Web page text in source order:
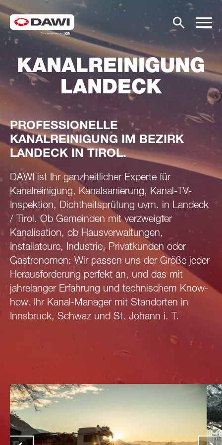
KANALREINIGUNG
LANDECK
PROFESSIONELLE
KANALREINIGUNG IM BEZIRK
LANDECK IN TIROL.
DAWI ist Ihr ganzheitlicher Experte für
Kanalreinigung, Kanalsanierung, Kanal-TV-
Inspektion, Dichtheitsprüfung uvm. in Landeck
/ Tirol. Ob Gemeinden mit verzweigter
Kanalisation, ob Hausverwaltungen,
Installateure, Industrie, Privatkunden oder
Gastronomen: Wir passen uns der Größe jeder
Herausforderung perfekt an, und das mit
jahrelanger Erfahrung und technischem Know-
how. Ihr Kanal-Manager mit Standorten in
Innsbruck, Schwaz und St. Johann i. T.